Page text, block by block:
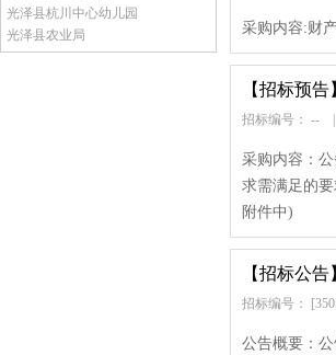
光泽县杭川中心幼儿园
光泽县农业局
采购内容:财
【招标预告
招标编号： --
采购内容：
求需满足的
附件中)
【招标公告
招标编号：
公告概要：